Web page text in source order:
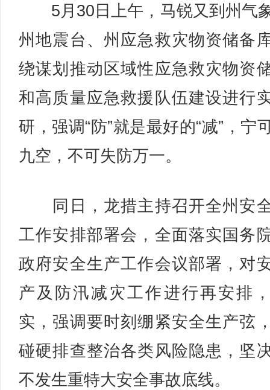
5月30日上午，马锐又到州气
州地震台、州应急救灾物资储备
绕谋划推动区域性应急救灾物资
和高质量应急救援队伍建设进行
研，强调“防”就是最好的“减”，宁
九空，不可失防万一。
同日，龙措主持召开全州安
工作安排部署会，全面落实国务
政府安全生产工作会议部署，对
产及防汛减灾工作进行再安排
实，强调要时刻绷紧安全生产弦
碰硬排查整治各类风险隐患，坚
不发生重特大安全事故底线。